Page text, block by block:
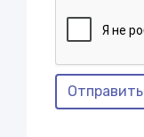
Отправить